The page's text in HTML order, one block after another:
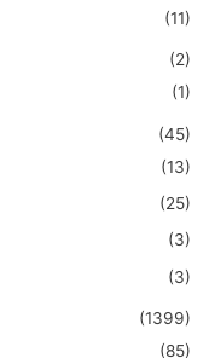
(11)
(2)
(1)
(45)
(13)
(25)
(3)
(3)
(1399)
(85)